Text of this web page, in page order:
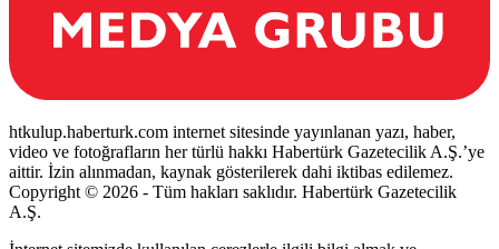
htkulup.haberturk.com internet sitesinde yayınlanan yazı, haber,
video ve fotoğrafların her türlü hakkı Habertürk Gazetecilik A.Ş.’ye
aittir. İzin alınmadan, kaynak gösterilerek dahi iktibas edilemez.
Copyright © 2026 - Tüm hakları saklıdır. Habertürk Gazetecilik
A.Ş.